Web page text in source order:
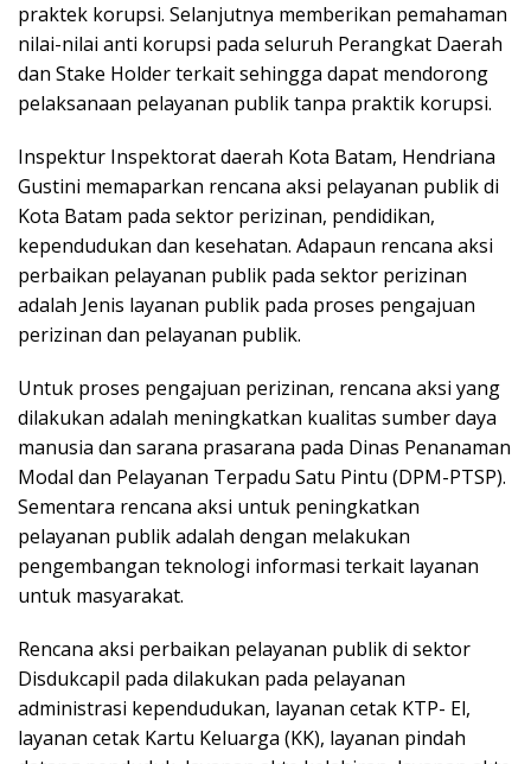
praktek korupsi. Selanjutnya memberikan pemahaman
nilai-nilai anti korupsi pada seluruh Perangkat Daerah
dan Stake Holder terkait sehingga dapat mendorong
pelaksanaan pelayanan publik tanpa praktik korupsi.
Inspektur Inspektorat daerah Kota Batam, Hendriana
Gustini memaparkan rencana aksi pelayanan publik di
Kota Batam pada sektor perizinan, pendidikan,
kependudukan dan kesehatan. Adapaun rencana aksi
perbaikan pelayanan publik pada sektor perizinan
adalah Jenis layanan publik pada proses pengajuan
perizinan dan pelayanan publik.
Untuk proses pengajuan perizinan, rencana aksi yang
dilakukan adalah meningkatkan kualitas sumber daya
manusia dan sarana prasarana pada Dinas Penanaman
Modal dan Pelayanan Terpadu Satu Pintu (DPM-PTSP).
Sementara rencana aksi untuk peningkatkan
pelayanan publik adalah dengan melakukan
pengembangan teknologi informasi terkait layanan
untuk masyarakat.
Rencana aksi perbaikan pelayanan publik di sektor
Disdukcapil pada dilakukan pada pelayanan
administrasi kependudukan, layanan cetak KTP- El,
layanan cetak Kartu Keluarga (KK), layanan pindah